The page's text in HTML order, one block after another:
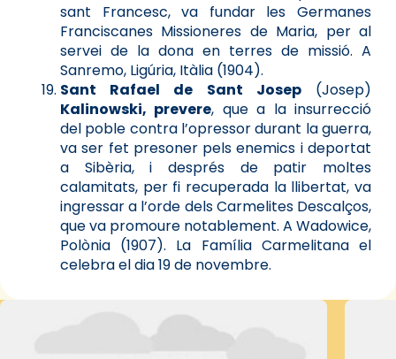
sant Francesc, va fundar les Germanes
Franciscanes Missioneres de Maria, per al
servei de la dona en terres de missió. A
Sanremo, Ligúria, Itàlia (1904).
Sant Rafael de Sant Josep(Josep)
Kalinowski, prevere, que a la insurrecció
del poble contra l’opressor durant la guerra,
va ser fet presoner pels enemics i deportat
a Sibèria, i després de patir moltes
calamitats, per fi recuperada la llibertat, va
ingressar a l’orde dels Carmelites Descalços,
que va promoure notablement. A Wadowice,
Polònia (1907). La Família Carmelitana el
celebra el dia 19 de novembre.